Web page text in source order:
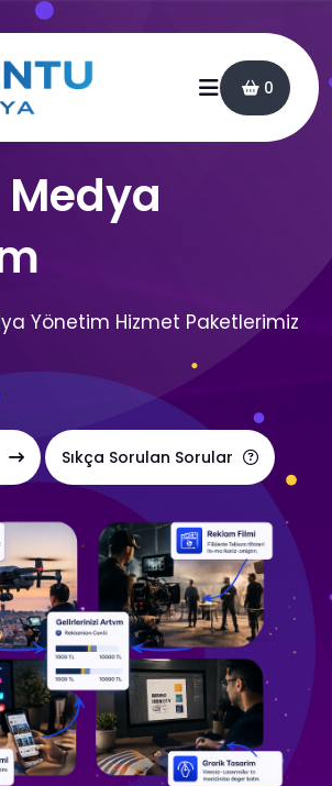
0
Yönetim Hizmet Paketlerimiz
Sıkça Sorulan Sorular